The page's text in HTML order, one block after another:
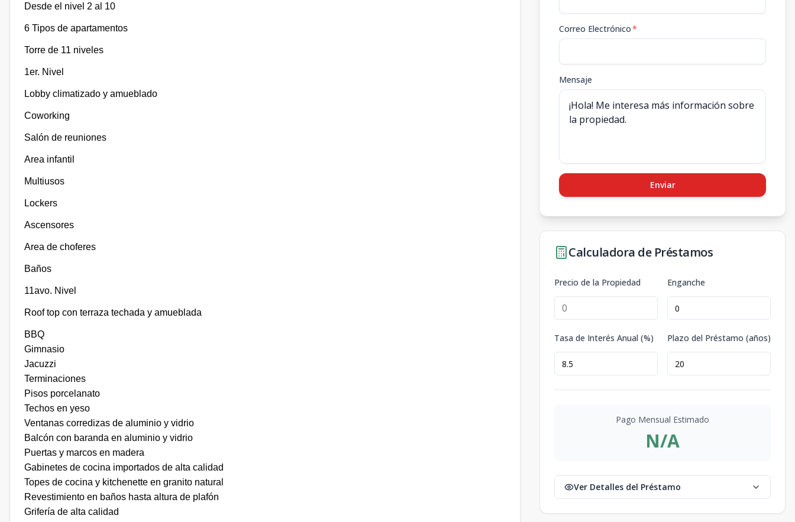
Desde el nivel 2 al 10
6 Tipos de apartamentos
Torre de 11 niveles
1er. Nivel
Lobby climatizado y amueblado
Coworking
Salón de reuniones
Area infantil
Multiusos
Lockers
Ascensores
Area de choferes
Baños
11avo. Nivel
Roof top con terraza techada y amueblada
BBQ
Gimnasio
Jacuzzi
Terminaciones
Pisos porcelanato
Techos en yeso
Ventanas corredizas de aluminio y vidrio
Balcón con baranda en aluminio y vidrio
Puertas y marcos en madera
Gabinetes de cocina importados de alta calidad
Topes de cocina y kitchenette en granito natural
Revestimiento en baños hasta altura de plafón
Grifería de alta calidad
Correo Electrónico*
Mensaje
Enviar
Calculadora de Préstamos
Precio de la Propiedad Enganche
Tasa de Interés Anual (%) Plazo del Préstamo (años)
Pago Mensual Estimado
N/A
Ver Detalles del Préstamo